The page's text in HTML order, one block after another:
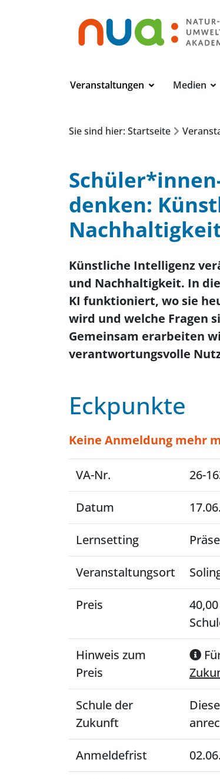
Veranstaltungen Medien
Sie sind hier: Startseite
denken:
Künstliche Intelligenz
und Nachhaltigkeit. In
KI funktioniert, wo sie
wird und welche Fragen
Gemeinsam erarbeiten
verantwortungsvolle
Eckpunkte
Keine Anmeldung mehr
VA-Nr. 26-
Datum
Lernsetting
Veranstaltungsort
Preis
Hinweis zum
Preis
Schule der
Zukunft
Anmeldefrist